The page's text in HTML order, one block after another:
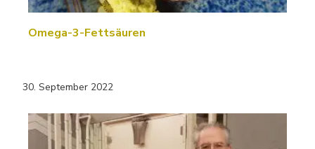
Omega-3-Fettsäuren
30. September 2022